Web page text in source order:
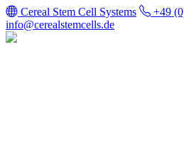
Cereal Stem Cell Systems
+49
info@cerealstemcells.de